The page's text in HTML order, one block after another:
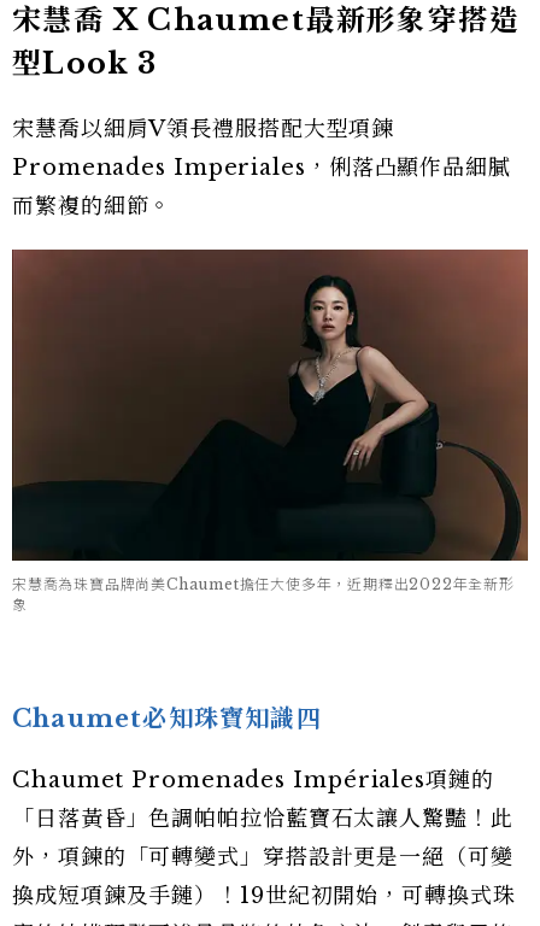
宋慧喬 X Chaumet最新形象穿搭造
型Look 3
宋慧喬以細肩V領長禮服搭配大型項鍊
Promenades Imperiales，俐落凸顯作品細膩
而繁複的細節。
宋慧喬為珠寶品牌尚美Chaumet擔任大使多年，近期釋出2022年全新形
象
Chaumet必知珠寶知識四
Chaumet Promenades Impériales項鏈的
「日落黃昏」色調帕帕拉恰藍寶石太讓人驚豔！此
外，項鍊的「可轉變式」穿搭設計更是一絕（可變
換成短項鍊及手鏈）！19世紀初開始，可轉換式珠